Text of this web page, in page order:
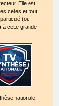
Elle est
celles et tout
(ou
à cette grande
nationale